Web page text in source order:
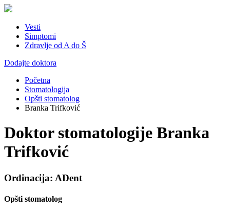
Vesti
Simptomi
Zdravlje od A do Š
Dodajte doktora
Početna
Stomatologija
Opšti stomatolog
Branka Trifković
Doktor stomatologije Branka
Trifković
Ordinacija: ADent
Opšti stomatolog